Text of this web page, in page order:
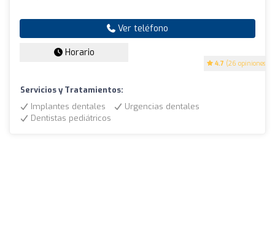
4.7 (26 opiniones)
Ver teléfono
Horario
Servicios y Tratamientos:
Implantes dentales
Urgencias dentales
Dentistas pediátricos